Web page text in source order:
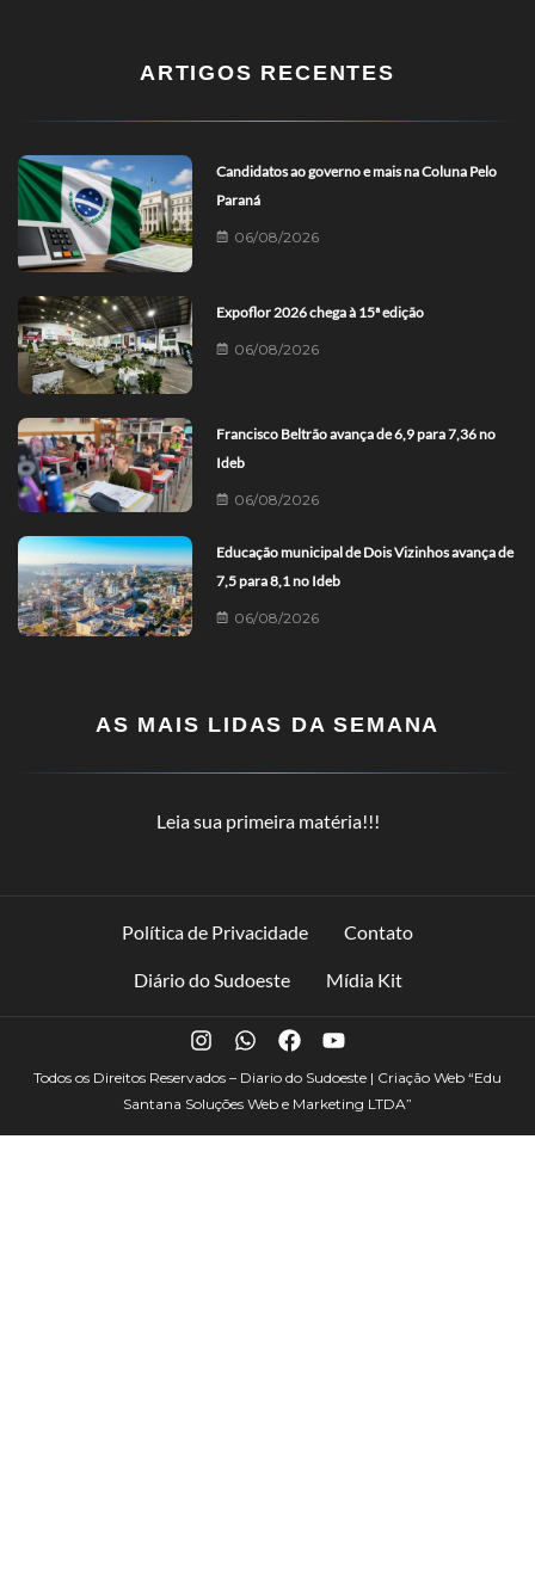
ARTIGOS RECENTES
Candidatos ao governo e mais na Coluna Pelo
Paraná
06/08/2026
Expoflor 2026 chega à 15ª edição
06/08/2026
Francisco Beltrão avança de 6,9 para 7,36 no
Ideb
06/08/2026
Educação municipal de Dois Vizinhos avança de
7,5 para 8,1 no Ideb
06/08/2026
AS MAIS LIDAS DA SEMANA
Leia sua primeira matéria!!!
Política de Privacidade Contato
Diário do Sudoeste Mídia Kit
Todos os Direitos Reservados – Diario do Sudoeste | Criação Web “Edu
Santana Soluções Web e Marketing LTDA”